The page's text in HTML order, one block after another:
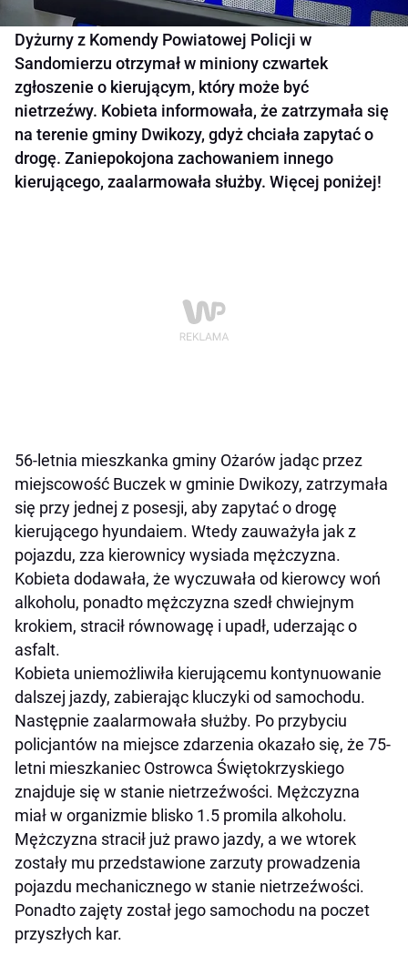
Dyżurny z Komendy Powiatowej Policji w
Sandomierzu otrzymał w miniony czwartek
zgłoszenie o kierującym, który może być
nietrzeźwy. Kobieta informowała, że zatrzymała się
na terenie gminy Dwikozy, gdyż chciała zapytać o
drogę. Zaniepokojona zachowaniem innego
kierującego, zaalarmowała służby. Więcej poniżej!
56-letnia mieszkanka gminy Ożarów jadąc przez
miejscowość Buczek w gminie Dwikozy, zatrzymała
się przy jednej z posesji, aby zapytać o drogę
kierującego hyundaiem. Wtedy zauważyła jak z
pojazdu, zza kierownicy wysiada mężczyzna.
Kobieta dodawała, że wyczuwała od kierowcy woń
alkoholu, ponadto mężczyzna szedł chwiejnym
krokiem, stracił równowagę i upadł, uderzając o
asfalt.
Kobieta uniemożliwiła kierującemu kontynuowanie
dalszej jazdy, zabierając kluczyki od samochodu.
Następnie zaalarmowała służby. Po przybyciu
policjantów na miejsce zdarzenia okazało się, że 75-
letni mieszkaniec Ostrowca Świętokrzyskiego
znajduje się w stanie nietrzeźwości. Mężczyzna
miał w organizmie blisko 1.5 promila alkoholu.
Mężczyzna stracił już prawo jazdy, a we wtorek
zostały mu przedstawione zarzuty prowadzenia
pojazdu mechanicznego w stanie nietrzeźwości.
Ponadto zajęty został jego samochodu na poczet
przyszłych kar.